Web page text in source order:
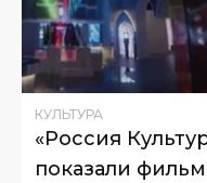
КУЛЬТУРА
«Россия
показали